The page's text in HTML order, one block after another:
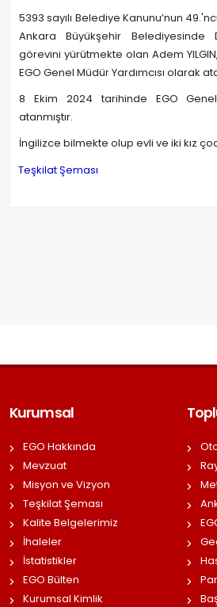
5393 sayılı Belediye Kanunu’nun
Ankara Büyükşehir Belediyesinde
görevini yürütmekte olan Adem
EGO Genel Müdür Yardımcısı olarak
8 Ekim 2024 tarihinde EGO
atanmıştır.
İngilizce bilmekte olup evli ve iki kız
Teşkilat Şeması
Kurumsal
EGO Hakkında
Mevzuat
Misyon ve Vizyon
Teşkilat Şeması
Kalite Belgelerimiz
İhaleler
İstatistikler
EGO Bülten
Kurumsal Kimlik